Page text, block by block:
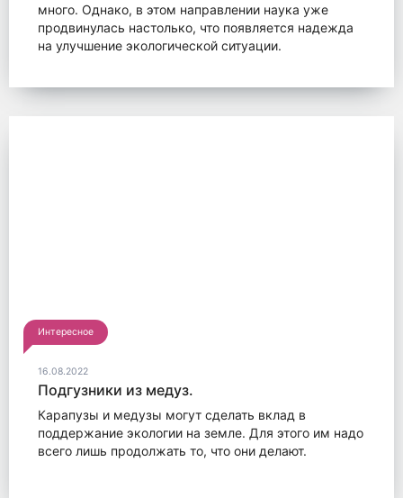
много. Однако, в этом направлении наука уже
продвинулась настолько, что появляется надежда
на улучшение экологической ситуации.
Интересное
16.08.2022
Подгузники из медуз.
Карапузы и медузы могут сделать вклад в
поддержание экологии на земле. Для этого им надо
всего лишь продолжать то, что они делают.